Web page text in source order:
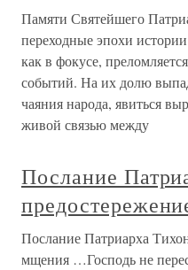
Памяти Святейшего
переходные эпохи
как в фокусе,
событий. На их долю
чаяния народа, явиться
живой связью между
Послание
Послание Патриарха
мщения …Господь не